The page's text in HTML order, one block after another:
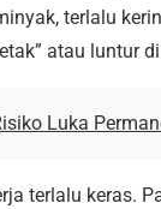
terlalu
atau luntur
Luka
terlalu keras.